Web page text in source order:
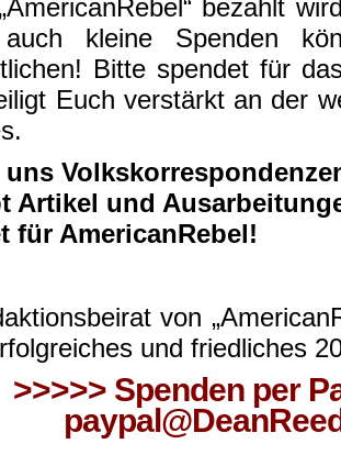
bezahlt
auch kleine Spenden
Bitte spendet für
Euch verstärkt an der
Artikel und
für AmericanRebel!
von
und friedliches
>>>>> Spenden per